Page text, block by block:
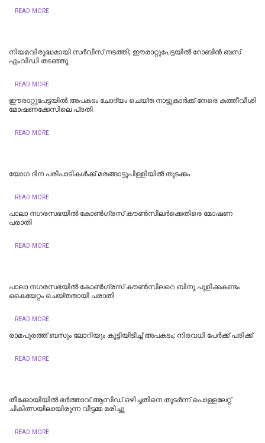
READ MORE
നിയമവിരുദ്ധമായി സര്‍വീസ് നടത്തി; ഈരാറ്റുപേട്ടയില്‍ റോബിന്‍ ബസ്
എംവിഡി തടഞ്ഞു
READ MORE
ഈരാറ്റുപേട്ടയില്‍ അപകടം ചോദ്യം ചെയ്ത നാട്ടുകാര്‍ക്ക് നേരെ കത്തീവീശി
മോഷണക്കേസിലെ പ്രതി
READ MORE
യോഗ ദിന പരിപാടികള്‍ക്ക് മരങ്ങാട്ടുപിള്ളിയില്‍ തുടക്കം
READ MORE
പാലാ നഗരസഭയിൽ കോൺഗ്രസ് കൗൺസിലർക്കെതിരെ മോഷണ
പരാതി
READ MORE
പാലാ നഗരസഭയില്‍ കോൺഗ്രസ് കൗൺസിലറെ ബിനു പുളിക്കകണ്ടം
കൈയേറ്റം ചെയ്തതായി പരാതി
READ MORE
രാമപുരത്ത് ബസും ലോറിയും കൂട്ടിയിടിച്ച് അപകടം; നിരവധി പേർക്ക് പരിക്ക്
READ MORE
തീക്കോയിയിൽ ഭർത്താവ് ആസിഡ് ഒഴിച്ചതിനെ തുടർന്ന് പൊള്ളലേറ്റ്
ചികിത്സയിലായിരുന്ന വീട്ടമ്മ മരിച്ചു
READ MORE